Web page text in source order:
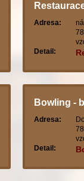
Adresa:
Detail:
Bowling -
Adresa:
Detail: